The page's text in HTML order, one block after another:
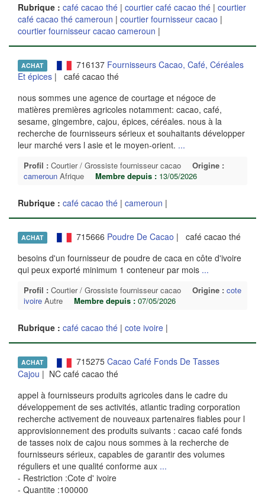
Rubrique : café cacao thé | courtier café cacao thé | courtier
café cacao thé cameroun | courtier fournisseur cacao |
courtier fournisseur cacao cameroun |
ACHAT 716137 Fournisseurs Cacao, Café, Céréales
Et épices | café cacao thé
nous sommes une agence de courtage et négoce de
matières premières agricoles notamment: cacao, café,
sesame, gingembre, cajou, épices, céréales. nous à la
recherche de fournisseurs sérieux et souhaitants développer
leur marché vers l asie et le moyen-orient. ...
Profil : Courtier / Grossiste fournisseur cacao
Origine :
cameroun Afrique Membre depuis : 13/05/2026
Rubrique : café cacao thé | cameroun |
ACHAT 715666 Poudre De Cacao | café cacao thé
besoins d'un fournisseur de poudre de caca en côte d'ivoire
qui peux exporté minimum 1 conteneur par mois ...
Profil : Courtier / Grossiste fournisseur cacao Origine : cote
ivoire Autre Membre depuis : 07/05/2026
Rubrique : café cacao thé | cote ivoire |
ACHAT 715275 Cacao Café Fonds De Tasses
Cajou | NC café cacao thé
appel à fournisseurs produits agricoles dans le cadre du
développement de ses activités, atlantic trading corporation
recherche activement de nouveaux partenaires fiables pour l
approvisionnement des produits suivants : cacao café fonds
de tasses noix de cajou nous sommes à la recherche de
fournisseurs sérieux, capables de garantir des volumes
réguliers et une qualité conforme aux ...
- Restriction :Cote d' ivoire
- Quantite :100000